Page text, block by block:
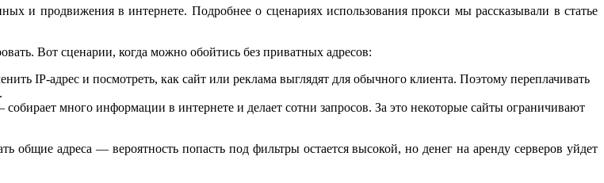
и продвижения в интернете. Подробнее о сценариях использования прокси мы рассказывали в статье
Вот сценарии, когда можно обойтись без приватных адресов:
IP-адрес и посмотреть, как сайт или реклама выглядят для обычного клиента. Поэтому переплачивать
много информации в интернете и делает сотни запросов. За это некоторые сайты ограничивают
адреса — вероятность попасть под фильтры остается высокой, но денег на аренду серверов уйдет